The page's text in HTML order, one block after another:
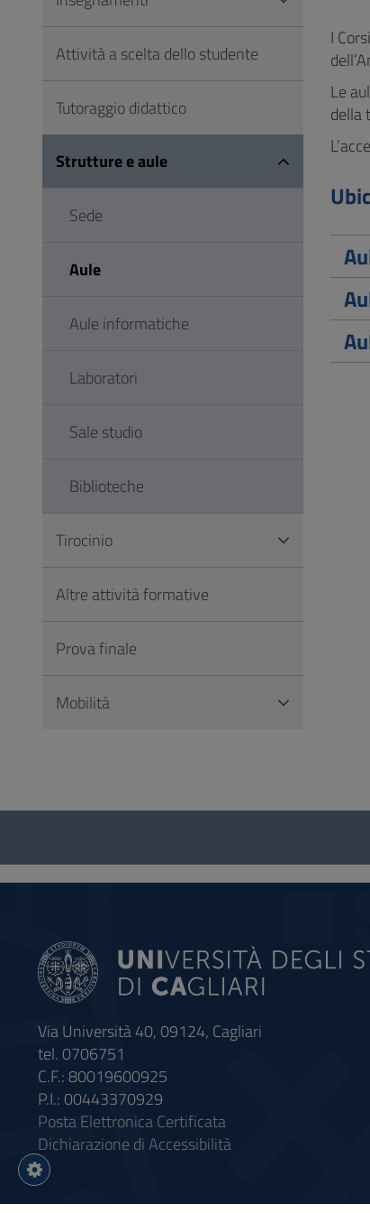
Footer
I
Le
della
Attività a scelta dello studente
Tutoraggio didattico
Strutture e aule
Sede
Aule
Aule informatiche
Laboratori
Sale studio
Biblioteche
Tirocinio
Altre attività formative
Prova finale
Mobilità
Questionario
social
Via Università 40, 09124, Cagliari
tel. 0706751
C.F.: 80019600925
P.I.: 00443370929
Posta Elettronica Certificata
Dichiarazione di Accessibilità
Impostazioni
cookie